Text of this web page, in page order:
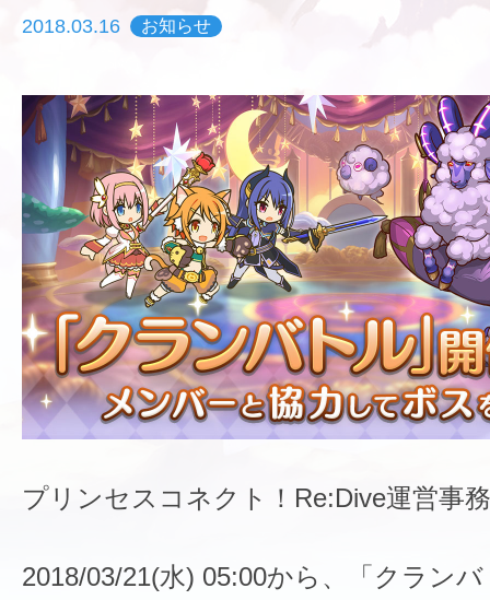
2018.03.16 お知らせ
プリンセスコネクト！Re:Dive運営事
2018/03/21(水) 05:00から、「クラン